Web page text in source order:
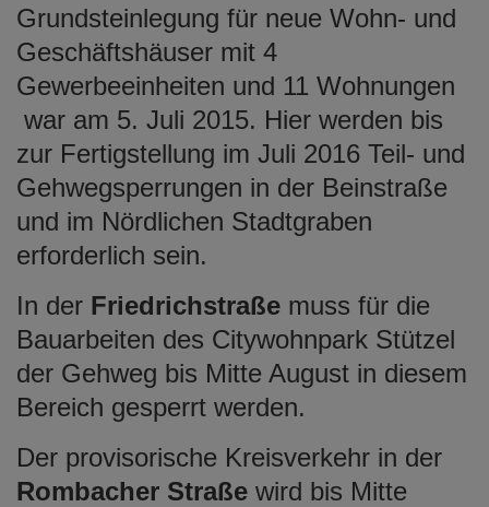
Grundsteinlegung für neue Wohn- und
Geschäftshäuser mit 4
Gewerbeeinheiten und 11 Wohnungen
war am 5. Juli 2015. Hier werden bis
zur Fertigstellung im Juli 2016 Teil- und
Gehwegsperrungen in der Beinstraße
und im Nördlichen Stadtgraben
erforderlich sein.
In der Friedrichstraße muss für die
Bauarbeiten des Citywohnpark Stützel
der Gehweg bis Mitte August in diesem
Bereich gesperrt werden.
Der provisorische Kreisverkehr in der
Rombacher Straße wird bis Mitte